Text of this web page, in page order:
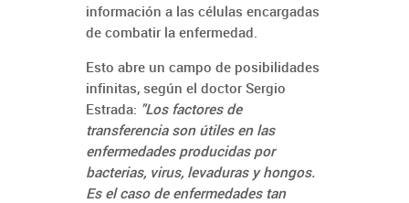
información a las células encargadas
de combatir la enfermedad.
Esto abre un campo de posibilidades
infinitas, según el doctor Sergio
Estrada: "Los factores de
transferencia son útiles en las
enfermedades producidas por
bacterias, virus, levaduras y hongos.
Es el caso de enfermedades tan